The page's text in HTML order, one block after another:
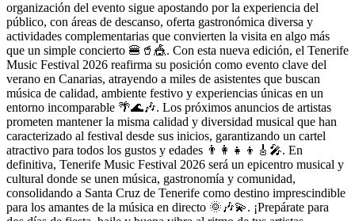
organización del evento sigue apostando por la experiencia del
público, con áreas de descanso, oferta gastronómica diversa y
actividades complementarias que convierten la visita en algo más
que un simple concierto 🍔🥤🎪. Con esta nueva edición, el Tenerife
Music Festival 2026 reafirma su posición como evento clave del
verano en Canarias, atrayendo a miles de asistentes que buscan
música de calidad, ambiente festivo y experiencias únicas en un
entorno incomparable 🌴🌊🎶. Los próximos anuncios de artistas
prometen mantener la misma calidad y diversidad musical que han
caracterizado al festival desde sus inicios, garantizando un cartel
atractivo para todos los gustos y edades 👨‍👩‍👧‍👦🎸🎤. En
definitiva, Tenerife Music Festival 2026 será un epicentro musical y
cultural donde se unen música, gastronomía y comunidad,
consolidando a Santa Cruz de Tenerife como destino imprescindible
para los amantes de la música en directo 🌞🎶💫. ¡Prepárate para